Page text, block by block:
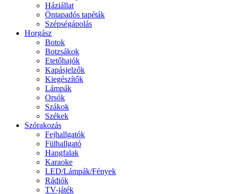
Háziállat
Öntapadós tapéták
Szépségápolás
Horgász
Botok
Botzsákok
Etetőhajók
Kapásjelzők
Kiegészítők
Lámpák
Orsók
Szákok
Székek
Szórakozás
Fejhallgatók
Fülhallgató
Hangfalak
Karaoke
LED/Lámpák/Fények
Rádiók
TV-játék